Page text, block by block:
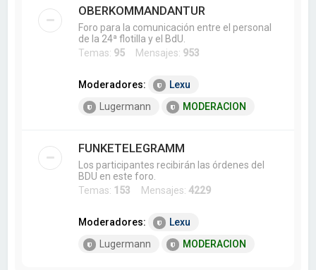
OBERKOMMANDANTUR
Foro para la comunicación entre el personal
de la 24ª flotilla y el BdU.
Temas: 95 Mensajes: 953
Moderadores:
Lexu
Lugermann
MODERACION
FUNKETELEGRAMM
Los participantes recibirán las órdenes del
BDU en este foro.
Temas: 153 Mensajes:4229
Moderadores:
Lexu
Lugermann
MODERACION